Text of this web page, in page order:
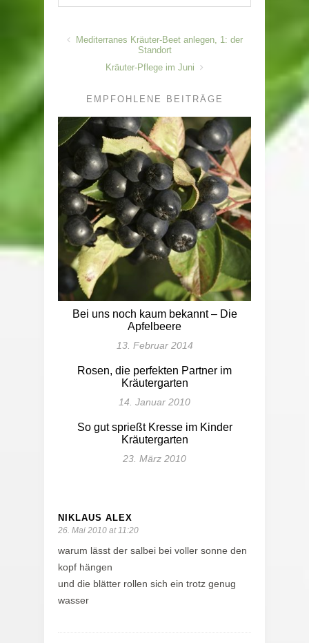
Mediterranes Kräuter-Beet anlegen, 1: der
Standort
Kräuter-Pflege im Juni
EMPFOHLENE BEITRÄGE
Bei uns noch kaum bekannt – Die
Apfelbeere
13. Februar 2014
Rosen, die perfekten Partner im
Kräutergarten
14. Januar 2010
So gut sprießt Kresse im Kinder
Kräutergarten
23. März 2010
NIKLAUS ALEX
26. Mai 2010 at 11:20
warum lässt der salbei bei voller sonne den
kopf hängen
und die blätter rollen sich ein trotz genug
wasser